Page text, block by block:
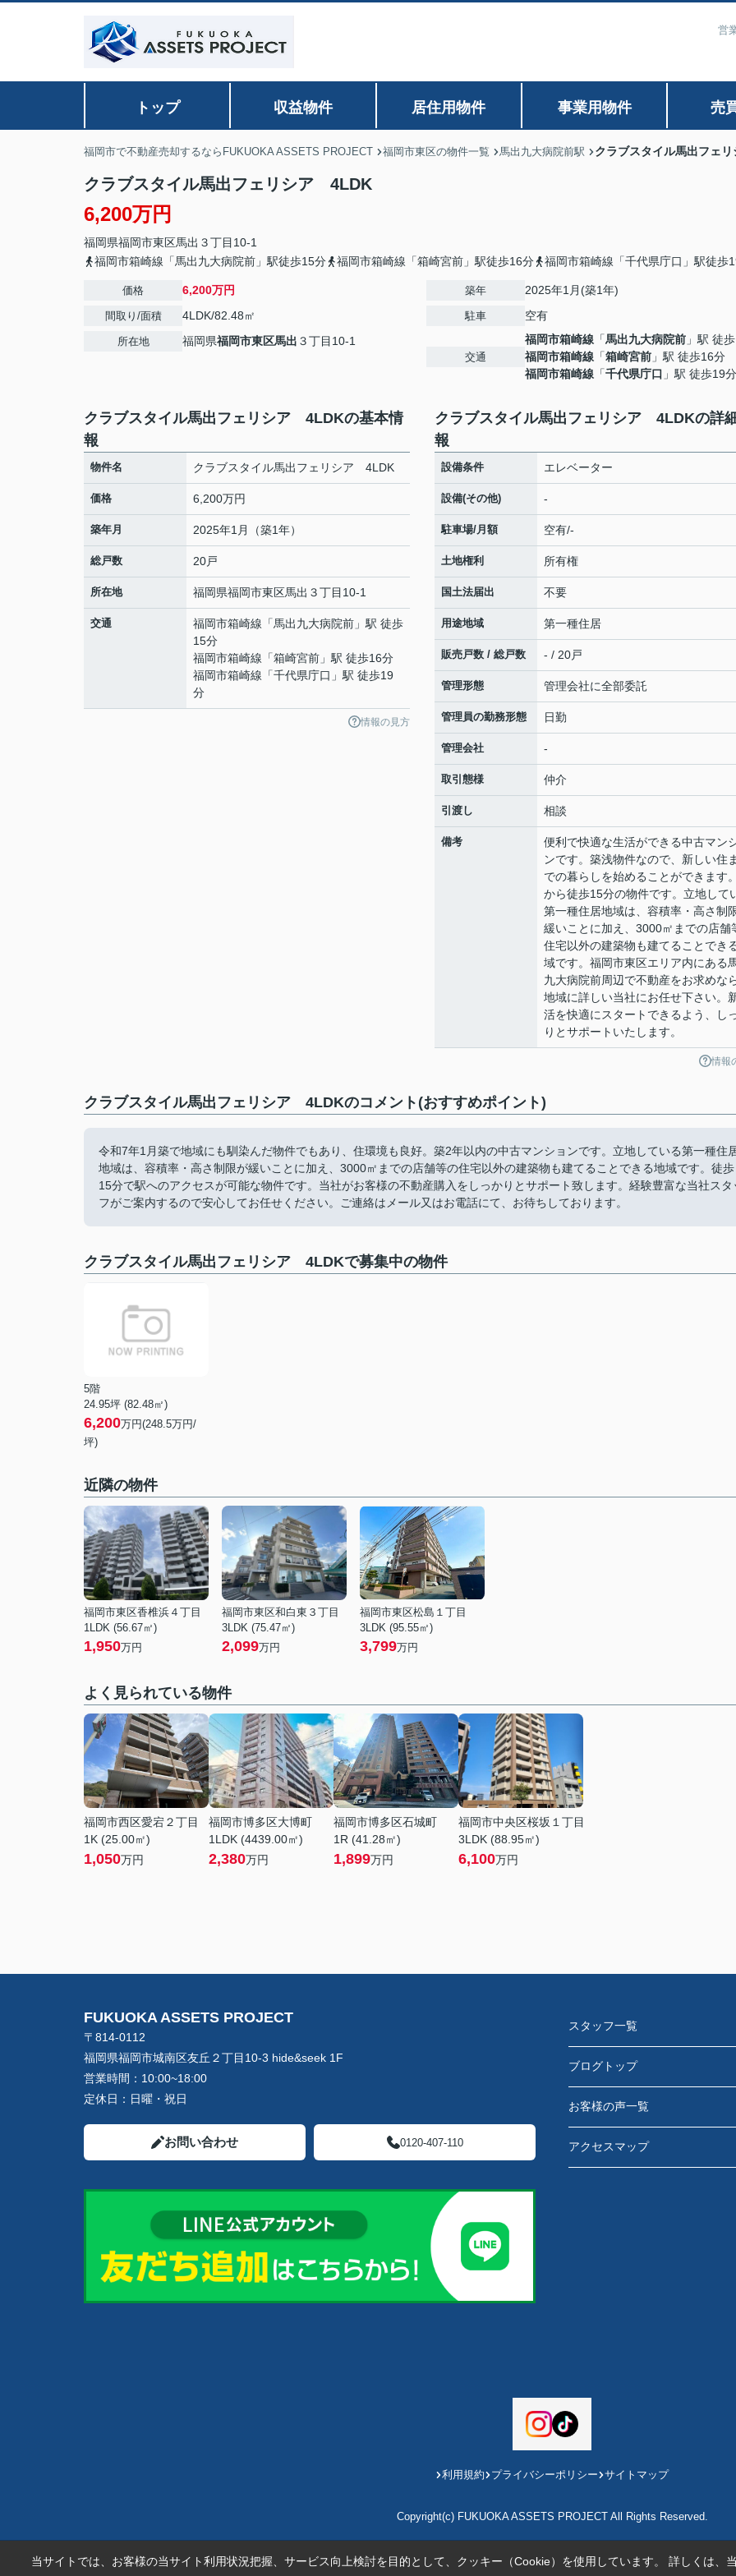
営
トップ 収益物件 居住用物件 事業用物件 売
福岡市で不動産売却するならFUKUOKA ASSETS PROJECT 福岡市東区の物件一覧 馬出九大病院前駅 クラブスタイル馬出フェ
クラブスタイル馬出フェリシア 4LDK
6,200万円
福岡県福岡市東区馬出 ３丁目10-1
福岡市箱崎線「馬出九大病院前」駅徒歩15分
福岡市箱崎線「箱崎宮前」駅徒歩16分 福岡市箱崎線「千代県庁口」駅徒歩
価格 6,200万円
間取り/面積 4LDK/82.48㎡
所在地 福岡県福岡市東区馬出 ３丁目10-1
築年 2025年1月(築1年)
駐車 空有
交通
福岡市箱崎線 「馬出九大病院前 」駅 徒
福岡市箱崎線 「箱崎宮前 」駅 徒歩16分
福岡市箱崎線 「千代県庁口 」駅 徒歩19分
クラブスタイル馬出フェリシア 4LDKの基本情
報
物件名 クラブスタイル馬出フェリシア 4LDK
価格 6,200万円
築年月 2025年1月（築1年）
総戸数 20戸
所在地 福岡県福岡市東区馬出 ３丁目10-1
交通 福岡市箱崎線 「馬出九大病院前 」駅 徒歩
15分
福岡市箱崎線 「箱崎宮前 」駅 徒歩16分
福岡市箱崎線 「千代県庁口 」駅 徒歩19
分
情報の見方
クラブスタイル馬出フェリシア 4LDKの詳
報
設備条件 エレベーター
設備(その他) -
駐車場/月額 空有/-
土地権利 所有権
国土法届出 不要
用途地域 第一種住居
販売戸数 / 総戸数 - / 20戸
管理形態 管理会社に全部委託
管理員の勤務形態 日勤
管理会社 -
取引態様 仲介
引渡し 相談
備考
便利で快適な生活ができる中古マン
ンです。築浅物件なので、新しい住
での暮らしを始めることができます
から徒歩15分の物件です。立地して
第一種住居地域は、容積率・高さ制
緩いことに加え、3000㎡までの店舗
住宅以外の建築物も建てることでき
域です。福岡市東区エリア内にある
九大病院前周辺で不動産をお求めな
地域に詳しい当社にお任せ下さい。
活を快適にスタートできるよう、し
りとサポートいたします。
情報
クラブスタイル馬出フェリシア 4LDKのコメント(おすすめポイント)
令和7年1月築で地域にも馴染んだ物件でもあり、住環境も良好。築2年以内の中古マンションです。立地している第一種住
地域は、容積率・高さ制限が緩いことに加え、3000㎡までの店舗等の住宅以外の建築物も建てることできる地域です。徒歩
15分で駅へのアクセスが可能な物件です。当社がお客様の不動産購入をしっかりとサポート致します。経験豊富な当社スタ
フがご案内するので安心してお任せください。ご連絡はメール又はお電話にて、お待ちしております。
クラブスタイル馬出フェリシア 4LDKで募集中の物件
5階
24.95坪 (82.48㎡)
6,200万円(248.5万円/
坪)
近隣の物件
福岡市東区香椎浜４丁目
1LDK (56.67㎡)
1,950万円
福岡市東区和白東３丁目
3LDK (75.47㎡)
2,099万円
福岡市東区松島１丁目
3LDK (95.55㎡)
3,799万円
よく見られている物件
福岡市西区愛宕２丁目
1K (25.00㎡)
1,050万円
福岡市博多区大博町
1LDK (4439.00㎡)
2,380万円
福岡市博多区石城町
1R (41.28㎡)
1,899万円
福岡市中央区桜坂１丁目
3LDK (88.95㎡)
6,100万円
FUKUOKA ASSETS PROJECT
〒814-0112
福岡県福岡市城南区友丘２丁目10-3 hide&seek 1F
営業時間： 10:00~18:00
定休日： 日曜・祝日
お問い合わせ 0120-407-110
スタッフ一覧
ブログトップ
お客様の声一覧
アクセスマップ
利用規約 プライバシーポリシー サイトマップ
Copyright(c) FUKUOKA ASSETS PROJECT All Rights Reserved.
当サイトでは、お客様の当サイト利用状況把握、サービス向上検討を目的として、クッキー（Cookie）を使用しています。 詳しくは、